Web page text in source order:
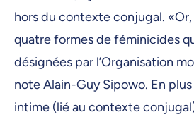
hors du contexte conjugal. «Or,
quatre formes de féminicides
désignées par l’Organisation
note Alain-Guy Sipowo. En
intime (lié au contexte